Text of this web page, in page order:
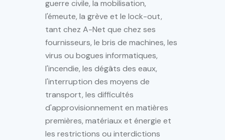
guerre civile, la mobilisation,
l'émeute, la grève et le lock-out,
tant chez A-Net que chez ses
fournisseurs, le bris de machines, les
virus ou bogues informatiques,
l'incendie, les dégâts des eaux,
l'interruption des moyens de
transport, les difficultés
d'approvisionnement en matières
premières, matériaux et énergie et
les restrictions ou interdictions